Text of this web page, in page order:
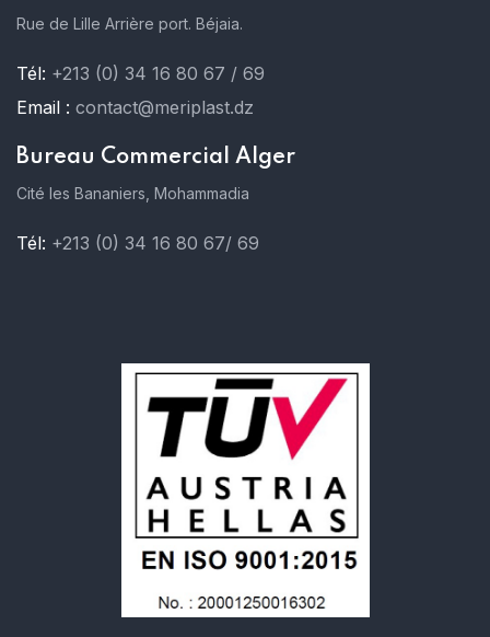
Rue de Lille Arrière port. Béjaia.
Tél: +213 (0) 34 16 80 67 / 69
Email : contact@meriplast.dz
Bureau Commercial Alger
Cité les Bananiers, Mohammadia
Tél: +213 (0) 34 16 80 67/ 69